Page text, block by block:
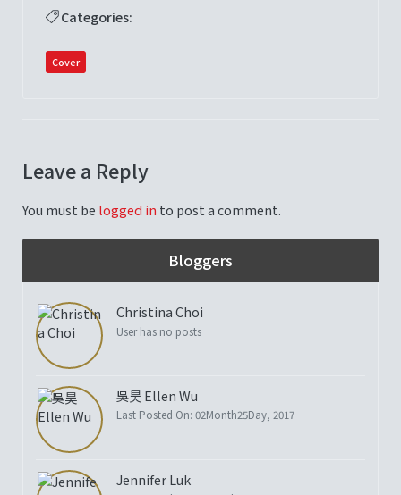
Categories:
Cover
Leave a Reply
You must be logged in to post a comment.
Bloggers
Christina Choi
User has no posts
吳昊 Ellen Wu
Last Posted On: 02Month25Day, 2017
Jennifer Luk